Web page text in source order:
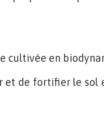
cultivée en
de fortifier le sol